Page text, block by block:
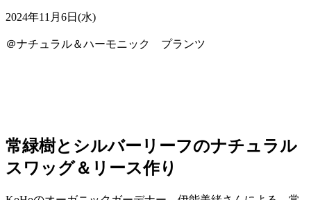
2024年11月6日(水)
＠ナチュラル＆ハーモニック プランツ
常緑樹とシルバーリーフのナチュラル
スワッグ＆リース作り